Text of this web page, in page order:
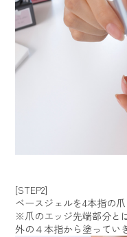
[STEP2]
ベースジェルを4本指の
※爪のエッジ先端部分と
外の４本指から塗ってい